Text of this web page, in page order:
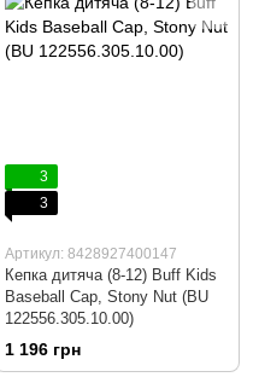
3
3
Артикул: 8428927400147
Кепка дитяча (8-12) Buff Kids
Baseball Cap, Stony Nut (BU
122556.305.10.00)
1 196 грн